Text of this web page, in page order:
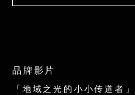
品牌影片
「地域之光的小小传道者」